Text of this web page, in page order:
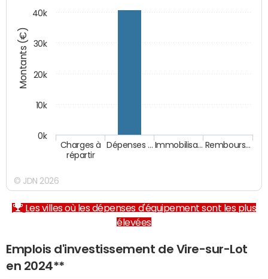
Montants (€)
Charges à
répartir
Dépenses … Immobilisa… Rembours…
0k
10k
20k
30k
40k
© JDN 2026
Les villes où les dépenses d'équipement sont les plus
élevées
Emplois d'investissement de Vire-sur-Lot
en 2024**